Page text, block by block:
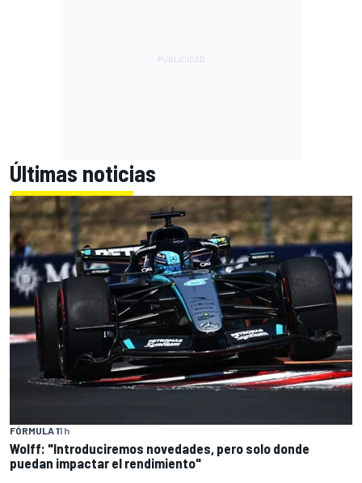
Últimas noticias
FÓRMULA 11 h
Wolff: "Introduciremos novedades, pero solo donde
puedan impactar el rendimiento"